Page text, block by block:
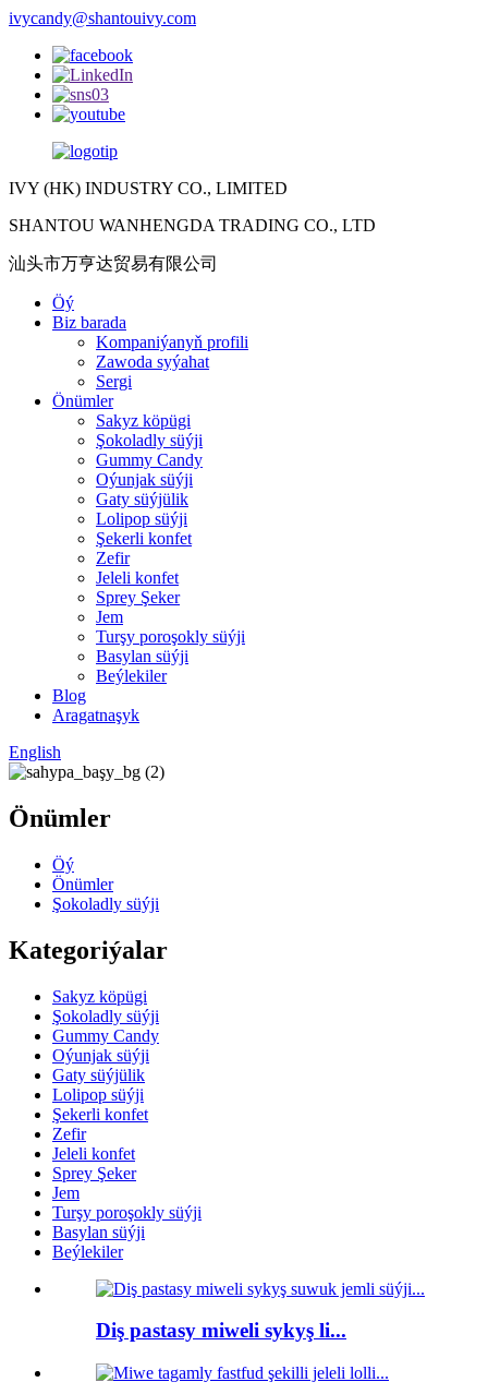
ivycandy@shantouivy.com
IVY (HK) INDUSTRY CO., LIMITED
SHANTOU WANHENGDA TRADING CO., LTD
汕头市万亨达贸易有限公司
Öý
Biz barada
Kompaniýanyň profili
Zawoda syýahat
Sergi
Önümler
Sakyz köpügi
Şokoladly süýji
Gummy Candy
Oýunjak süýji
Gaty süýjülik
Lolipop süýji
Şekerli konfet
Zefir
Jeleli konfet
Sprey Şeker
Jem
Turşy poroşokly süýji
Basylan süýji
Beýlekiler
Blog
Aragatnaşyk
English
Önümler
Öý
Önümler
Şokoladly süýji
Kategoriýalar
Sakyz köpügi
Şokoladly süýji
Gummy Candy
Oýunjak süýji
Gaty süýjülik
Lolipop süýji
Şekerli konfet
Zefir
Jeleli konfet
Sprey Şeker
Jem
Turşy poroşokly süýji
Basylan süýji
Beýlekiler
Diş pastasy miweli sykyş li...